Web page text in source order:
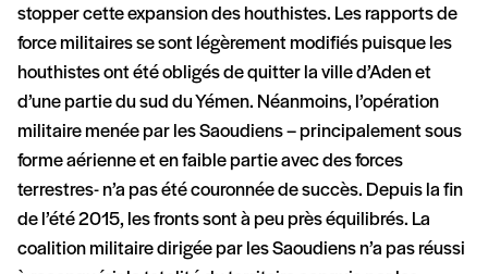
stopper cette expansion des houthistes. Les rapports de
force militaires se sont légèrement modifiés puisque les
houthistes ont été obligés de quitter la ville d’Aden et
d’une partie du sud du Yémen. Néanmoins, l’opération
militaire menée par les Saoudiens – principalement sous
forme aérienne et en faible partie avec des forces
terrestres- n’a pas été couronnée de succès. Depuis la fin
de l’été 2015, les fronts sont à peu près équilibrés. La
coalition militaire dirigée par les Saoudiens n’a pas réussi